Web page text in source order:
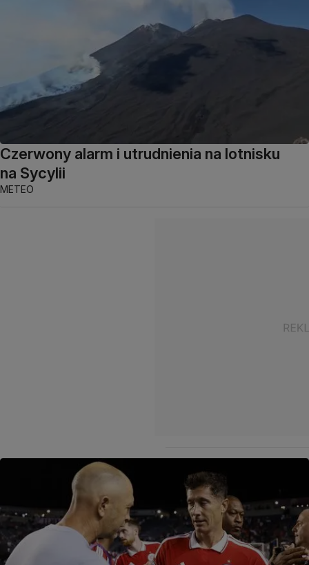
Czerwony alarm i utrudnienia na lotnisku
na Sycylii
METEO